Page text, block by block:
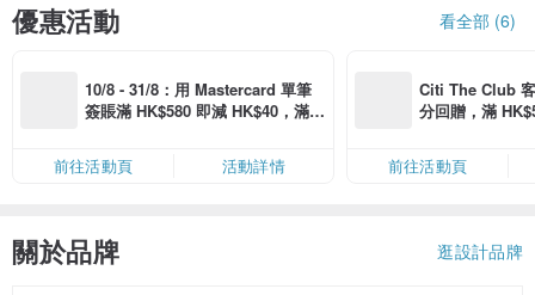
優惠活動 看全部 (6)
10/8 - 31/8：用 Mastercard 單筆
簽賬滿 HK$580 即減 HK$40，滿 H
六、日滿 HK$880 即減 HK$80（名
額有限，額滿即止，僅限「常用信
前往活動頁 活動詳情
Citi The Club
分回贈，滿
前往活動頁
關於品牌 逛設計品牌